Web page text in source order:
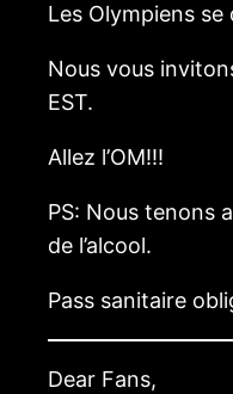
Les Olympiens
Nous vous
EST.
Allez l’OM!!!
PS: Nous tenons
de l’alcool.
Pass sanitaire
Dear Fans,